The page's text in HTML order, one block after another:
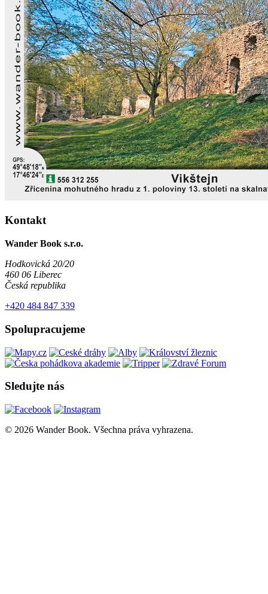
Kontakt
Wander Book s.r.o.
Hodkovická 20/20
460 06 Liberec
Česká republika
+420 484 847 339
Spolupracujeme
Sledujte nás
© 2026 Wander Book. Všechna práva vyhrazena.